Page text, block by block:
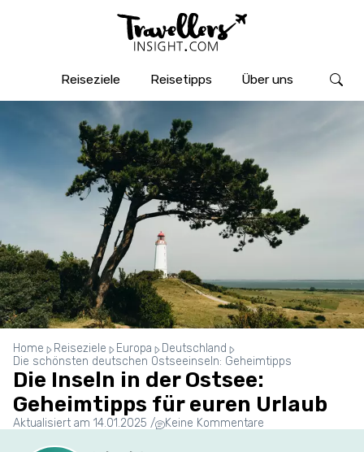
Reiseziele Reisetipps Über uns
Home Reiseziele Europa
Deutschland
Die schönsten deutschen Ostseeinseln: Geheimtipps
Die Inseln in der Ostsee:
Geheimtipps für euren Urlaub
Aktualisiert am 14.01.2025 / Keine Kommentare